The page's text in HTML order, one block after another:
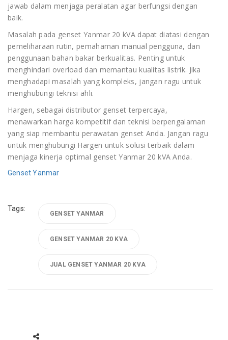
jawab dalam menjaga peralatan agar berfungsi dengan
baik.
Masalah pada genset Yanmar 20 kVA dapat diatasi dengan
pemeliharaan rutin, pemahaman manual pengguna, dan
penggunaan bahan bakar berkualitas. Penting untuk
menghindari overload dan memantau kualitas listrik. Jika
menghadapi masalah yang kompleks, jangan ragu untuk
menghubungi teknisi ahli.
Hargen, sebagai distributor genset terpercaya,
menawarkan harga kompetitif dan teknisi berpengalaman
yang siap membantu perawatan genset Anda. Jangan ragu
untuk menghubungi Hargen untuk solusi terbaik dalam
menjaga kinerja optimal genset Yanmar 20 kVA Anda.
Genset Yanmar
Tags:
GENSET YANMAR
GENSET YANMAR 20 KVA
JUAL GENSET YANMAR 20 KVA